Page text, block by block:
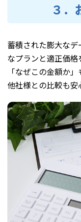
３．
蓄積された膨大な
なプランと適正価格
「なぜこの金額か
他社様との比較も安